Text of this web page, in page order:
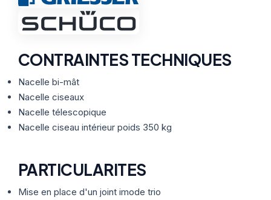
CONTRAINTES TECHNIQUES
Nacelle bi-mât
Nacelle ciseaux
Nacelle télescopique
Nacelle ciseau intérieur poids 350 kg
PARTICULARITES
Mise en place d'un joint imode trio